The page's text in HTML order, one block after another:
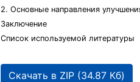
2. Основные направления
Заключение
Список используемой литературы
Скачать в ZIP (34.87 Кб)